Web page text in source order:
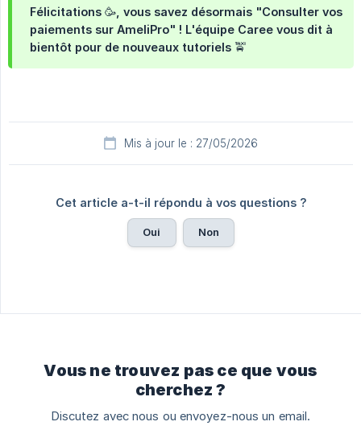
Félicitations 🥳, vous savez désormais "Consulter vos
paiements sur AmeliPro" ! L'équipe Caree vous dit à
bientôt pour de nouveaux tutoriels 🚖
Mis à jour le : 27/05/2026
Cet article a-t-il répondu à vos questions ?
Oui Non
Vous ne trouvez pas ce que vous
cherchez ?
Discutez avec nous ou envoyez-nous un email.